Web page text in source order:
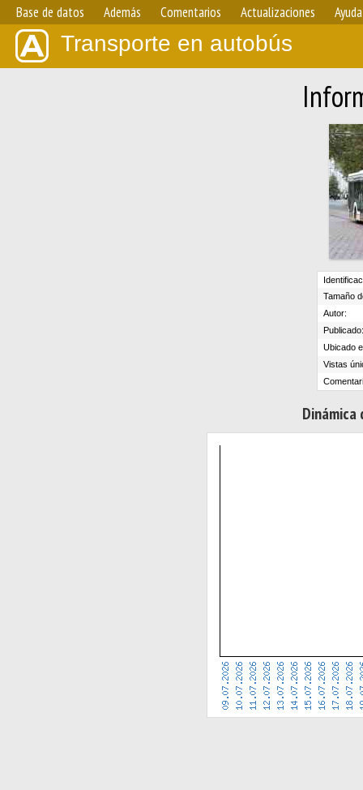
Base de datos Además Comentarios Actualizaciones Ayuda
Transporte en autobús
Tamaño
Autor:
Publicado:
Ubicado
Vistas